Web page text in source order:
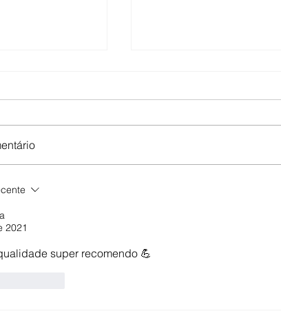
–
✨🌊
2021
super recomendo 💪